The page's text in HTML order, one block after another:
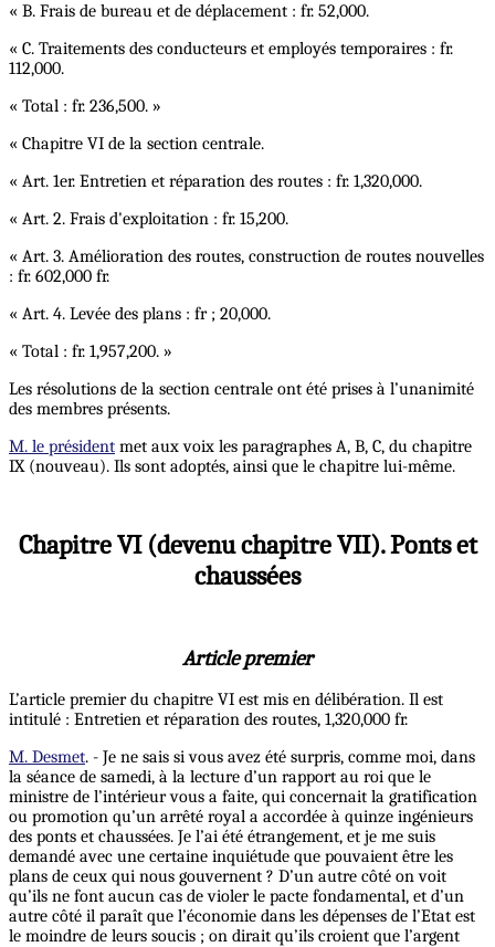
« B. Frais de bureau et de déplacement : fr. 52,000.
« C. Traitements des conducteurs et employés temporaires : fr.
112,000.
« Total : fr. 236,500. »
« Chapitre VI de la section centrale.
« Art. 1er. Entretien et réparation des routes : fr. 1,320,000.
« Art. 2. Frais d'exploitation : fr. 15,200.
« Art. 3. Amélioration des routes, construction de routes nouvelles
: fr. 602,000 fr.
« Art. 4. Levée des plans : fr ; 20,000.
« Total : fr. 1,957,200. »
Les résolutions de la section centrale ont été prises à l’unanimité
des membres présents.
M. le président met aux voix les paragraphes A, B, C, du chapitre
IX (nouveau). Ils sont adoptés, ainsi que le chapitre lui-même.
Chapitre VI (devenu chapitre VII). Ponts et
chaussées
Article premier
L’article premier du chapitre VI est mis en délibération. Il est
intitulé : Entretien et réparation des routes, 1,320,000 fr.
M. Desmet. - Je ne sais si vous avez été surpris, comme moi, dans
la séance de samedi, à la lecture d’un rapport au roi que le
ministre de l’intérieur vous a faite, qui concernait la gratification
ou promotion qu’un arrêté royal a accordée à quinze ingénieurs
des ponts et chaussées. Je l’ai été étrangement, et je me suis
demandé avec une certaine inquiétude que pouvaient être les
plans de ceux qui nous gouvernent ? D’un autre côté on voit
qu’ils ne font aucun cas de violer le pacte fondamental, et d’un
autre côté il paraît que l’économie dans les dépenses de l’Etat est
le moindre de leurs soucis ; on dirait qu’ils croient que l’argent